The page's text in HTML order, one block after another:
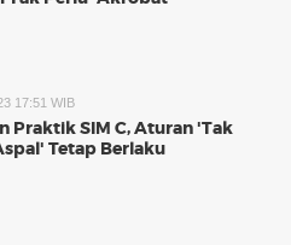
17:51 WIB
Praktik SIM C, Aturan 'Tak
Tetap Berlaku